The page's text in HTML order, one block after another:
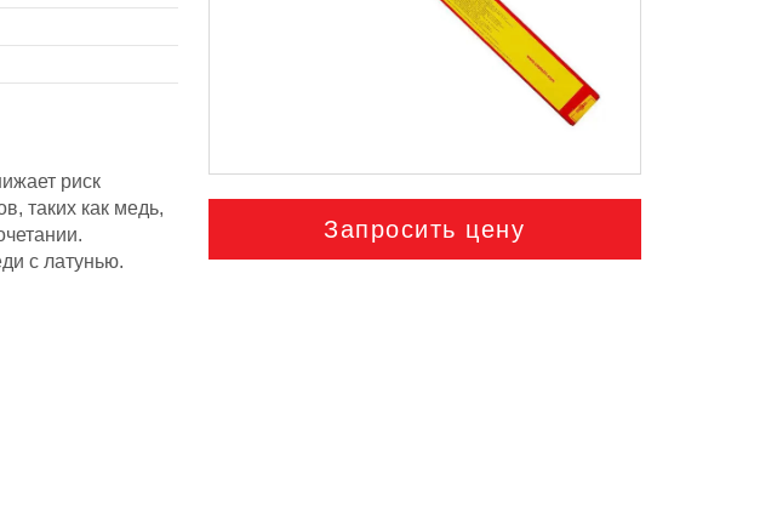
риск
таких как медь,
с латунью.
Запросить цену